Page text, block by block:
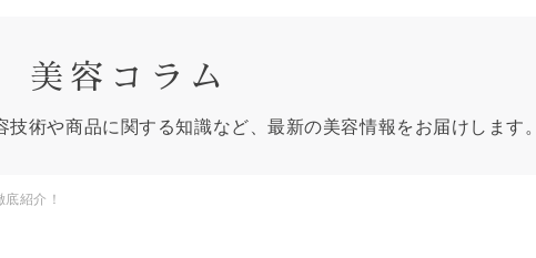
美容コラム
技術や商品に関する知識など、最新の美容情報をお届けします。
紹介！